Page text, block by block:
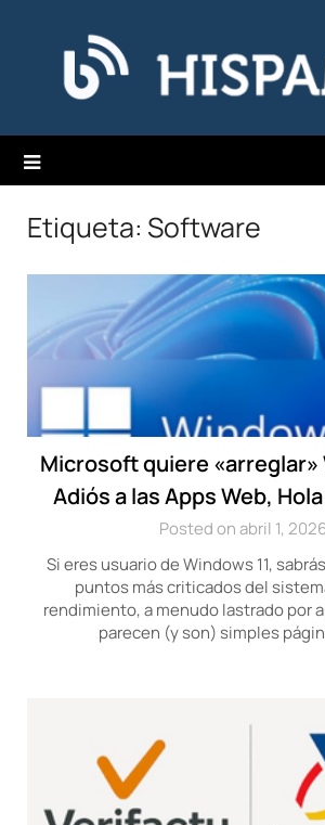
contenido
Hispamicro Blog
Etiqueta: Software
Microsoft quiere «arreglar»
Adiós a las Apps Web,
Posted on abril 1,
Si eres usuario de Windows 11,
puntos más criticados del
rendimiento, a menudo lastrado por
parecen (y son) simples